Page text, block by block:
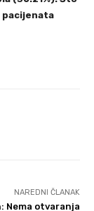
NAREDNI ČLANAK
Nema otvaranja